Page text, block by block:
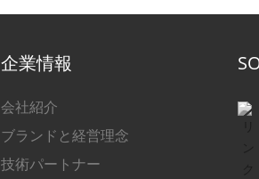
企業情報
会社紹介
ブランドと経営理念
技術パートナー